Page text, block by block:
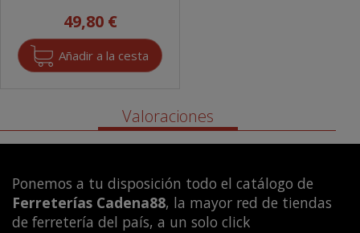
49,80 €
Valoraciones
Ponemos a tu disposición todo el catálogo de
Ferreterías Cadena88, la mayor red de tiendas
de ferretería del país, a un solo click